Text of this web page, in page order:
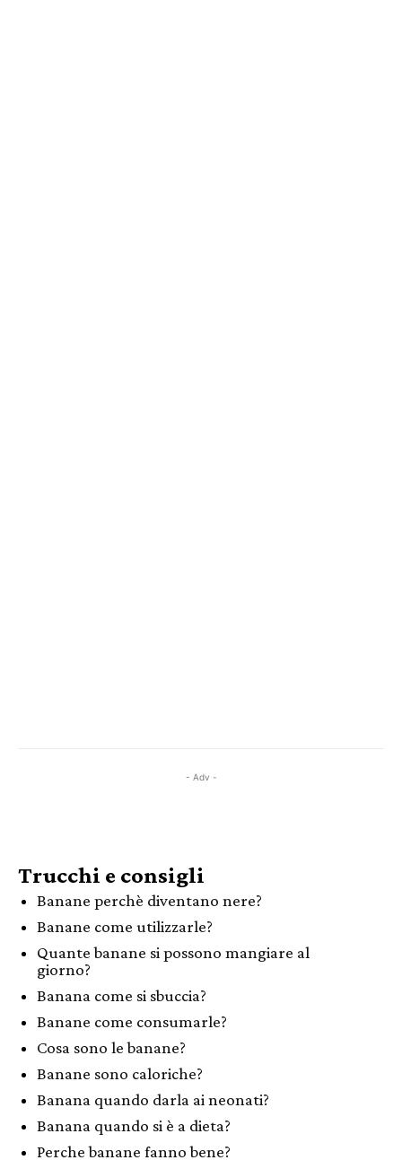
- Adv -
Trucchi e consigli
Banane perchè diventano nere?
Banane come utilizzarle?
Quante banane si possono mangiare al
giorno?
Banana come si sbuccia?
Banane come consumarle?
Cosa sono le banane?
Banane sono caloriche?
Banana quando darla ai neonati?
Banana quando si è a dieta?
Perche banane fanno bene?